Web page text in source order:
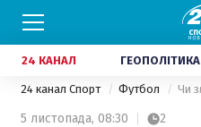
24 КАНАЛ ГЕОПОЛІТИКА
24 канал Спорт Футбол
5 листопада, 08:30 2